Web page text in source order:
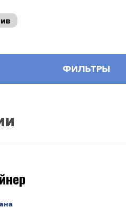
ФИЛЬТРЫ